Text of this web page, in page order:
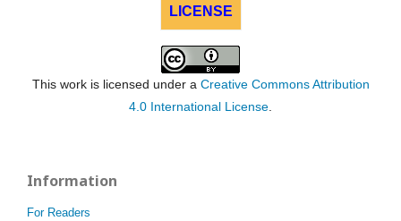
LICENSE
This work is licensed under a Creative Commons Attribution
4.0 International License
Information
For Readers